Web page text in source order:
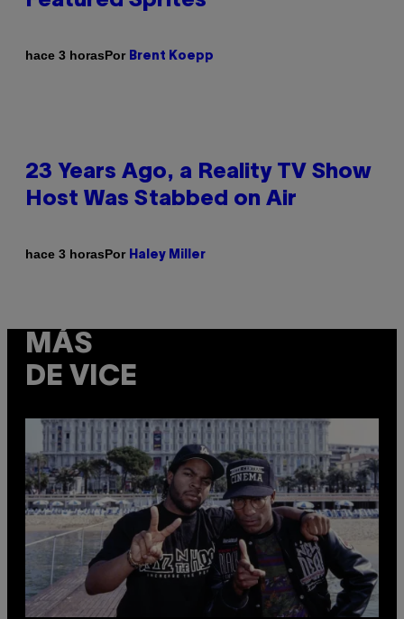
hace 3 horasPor Brent Koepp
23 Years Ago, a Reality TV Show
Host Was Stabbed on Air
hace 3 horasPor Haley Miller
MÁS
DE VICE